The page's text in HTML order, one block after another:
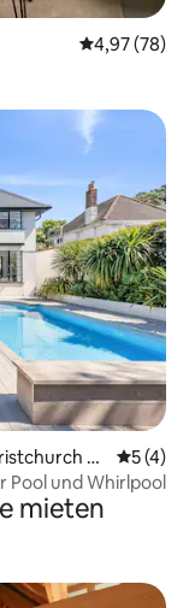
4,97 (78)
an
5 (4)
Pool und Whirlpool
mieten